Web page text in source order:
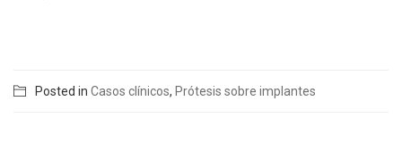
Posted in Casos clínicos, Prótesis sobre implantes